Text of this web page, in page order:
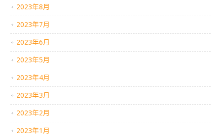
2023年8月
2023年7月
2023年6月
2023年5月
2023年4月
2023年3月
2023年2月
2023年1月